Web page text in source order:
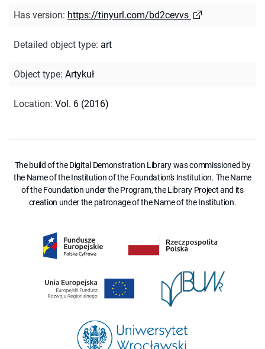
Has version: https://tinyurl.com/bd2cevvs
Detailed object type: art
Object type: Artykuł
Location: Vol. 6 (2016)
The build of the Digital Demonstration Library was commissioned by
the Name of the Institution of the Foundation's Institution. The Name
of the Foundation under the Program, the Library Project and its
creation under the patronage of the Name of the Institution.